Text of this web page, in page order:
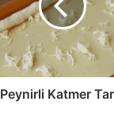
Peynirli Katmer